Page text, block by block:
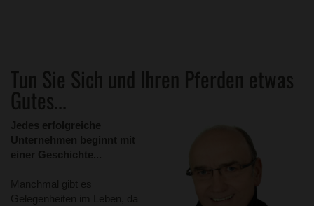
Tun Sie Sich und Ihren Pferden etwas
Gutes...
Jedes erfolgreiche
Unternehmen beginnt mit
einer Geschichte...
Manchmal gibt es
Gelegenheiten im Leben, da